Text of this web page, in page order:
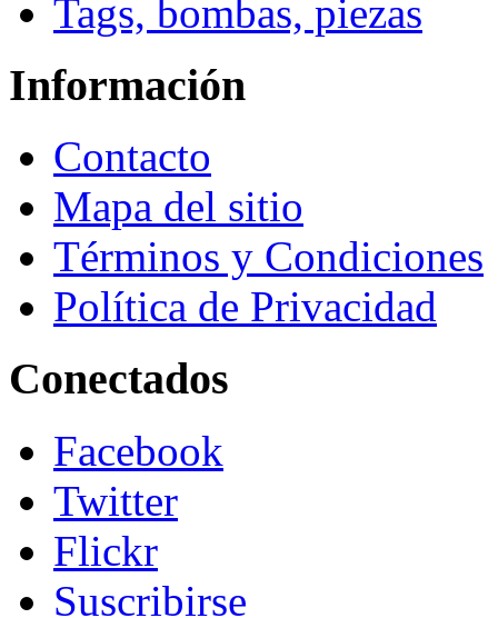
Tags, bombas, piezas
Información
Contacto
Mapa del sitio
Términos y Condiciones
Política de Privacidad
Conectados
Facebook
Twitter
Flickr
Suscribirse